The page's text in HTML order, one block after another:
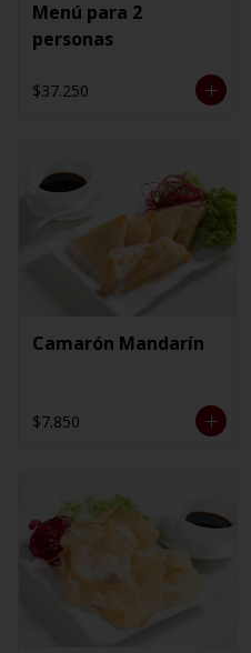
Menú para 2
personas
$37.250
Camarón Mandarín
$7.850